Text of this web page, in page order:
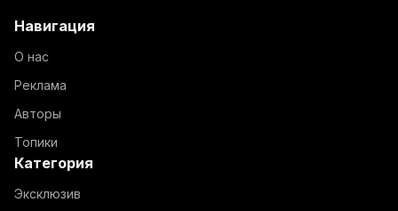
Навигация
О нас
Реклама
Авторы
Топики
Категория
Эксклюзив